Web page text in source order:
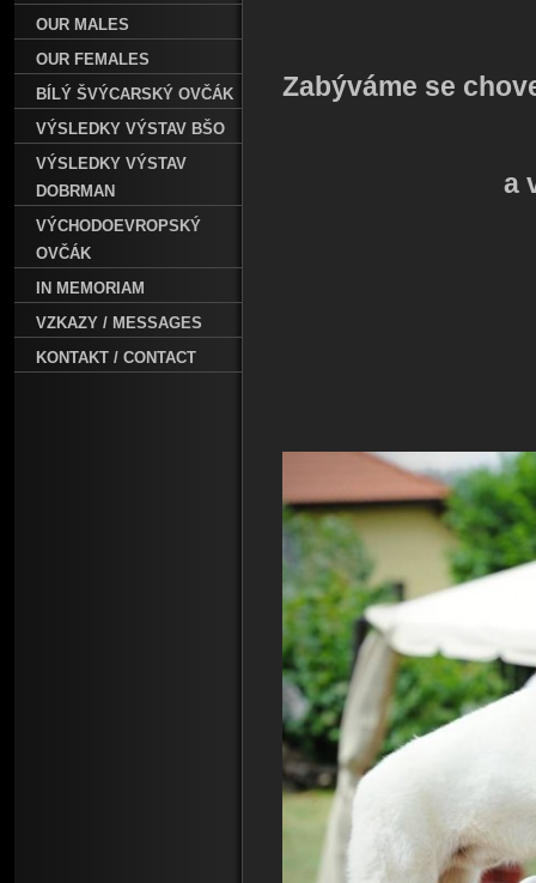
Zabýváme se
a
OUR MALES
OUR FEMALES
BÍLÝ ŠVÝCARSKÝ OVČÁK
VÝSLEDKY VÝSTAV BŠO
VÝSLEDKY VÝSTAV
DOBRMAN
VÝCHODOEVROPSKÝ
OVČÁK
IN MEMORIAM
VZKAZY / MESSAGES
KONTAKT / CONTACT